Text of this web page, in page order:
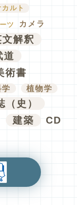
カルト
ツ カメラ
解釈
道
術書
学 植物学
（史）
建築
CD